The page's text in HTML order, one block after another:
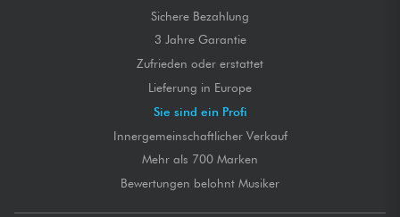
Sichere Bezahlung
3 Jahre Garantie
Zufrieden oder erstattet
Lieferung in Europe
Sie sind ein Profi
Innergemeinschaftlicher Verkauf
Mehr als 700 Marken
Bewertungen belohnt Musiker